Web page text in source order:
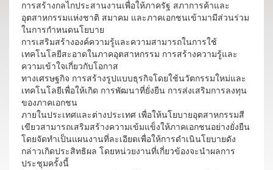
การสร้างกลไกประสานงานเพื่อให้ภาครัฐ สภาการค้าและ
อุตสาหกรรมแห่งชาติ สมาคม และภาคเอกชนเข้ามามีส่วนร่วม
ในการกำหนดนโยบาย
การเสริมสร้างองค์ความรู้และความสามารถในการใช้
เทคโนโลยีสะอาดในภาคอุตสาหกรรม การสร้างความรู้และ
ความเข้าใจเกี่ยวกับโอกาส
ทางเศรษฐกิจ การสร้างรูปแบบธุรกิจโดยใช้นวัตกรรมใหม่และ
เทคโนโลยีเพื่อให้เกิด การพัฒนาที่ยั่งยืน การส่งเสริมการลงทุน
ของภาคเอกชน
ภายในประเทศและต่างประเทศ เพื่อให้นโยบายอุตสาหกรรมสี
เขียวสามารถเสริมสร้างความเข้มแข็งให้ภาคเอกชนอย่างยั่งยืน
โดยจัดทำเป็นแผนงานที่ละเอียดเพื่อให้การดำเนินโยบายดัง
กล่าวเกิดประสิทธิผล โดยหน่วยงานที่เกี่ยวข้องจะนำผลการ
ประชุมครั้งนี้